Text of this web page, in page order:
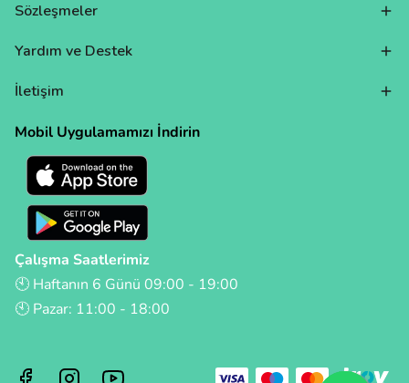
Sözleşmeler
Yardım ve Destek
İletişim
Mobil Uygulamamızı İndirin
Çalışma Saatlerimiz
🕙 Haftanın 6 Günü 09:00 - 19:00
🕙 Pazar: 11:00 - 18:00